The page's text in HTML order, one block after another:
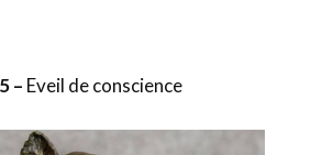
– Eveil de conscience